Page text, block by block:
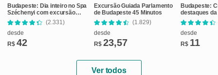
Budapeste: Dia inteiro no Spa
Széchenyi com excursão
opcional a Pálinka(2.331)
desde
R$ 42
Excursão Guiada Parlamento
de Budapeste 45 Minutos
(1.829)
desde
R$ 23,57
Budapeste:
destaques
drinque de
desde
R$ 11
Ver todos